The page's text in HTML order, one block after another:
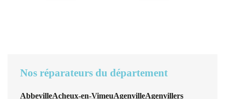
Nos réparateurs du département
AbbevilleAcheux-en-VimeuAgenvilleAgenvillers